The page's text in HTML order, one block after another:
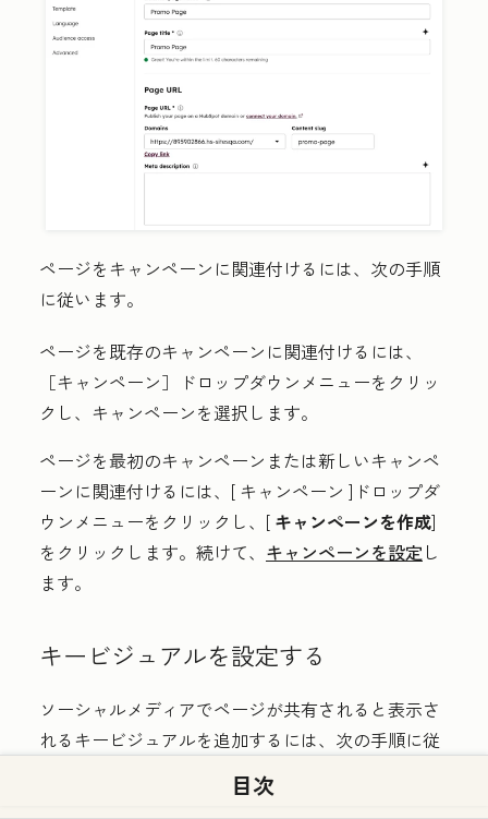
ページをキャンペーンに関連付けるには、次の手順
に従います。
ページを既存のキャンペーンに関連付けるには、
［キャンペーン］
ドロップダウンメニューをクリッ
クし、 キャンペーンを選択します。
ページを最初のキャンペーンまたは新しいキャンペ
ーンに関連付けるには、[ キャンペーン ]ドロップダ
ウンメニューをクリックし、[ キャンペーンを作成]
をクリックします。続けて、 キャンペーンを設定し
ます。
キービジュアルを設定する
ソーシャルメディアでページが共有されると表示さ
れるキービジュアルを追加するには、次の手順に従
目次